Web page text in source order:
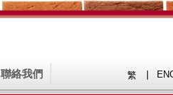
繁
聯絡我們